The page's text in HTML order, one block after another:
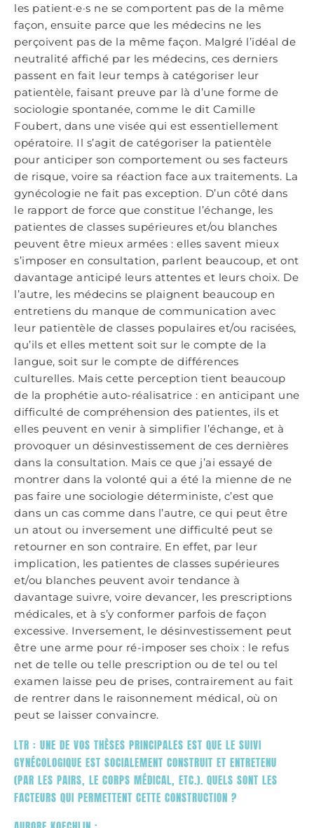
les patient·e·s ne se comportent pas de la même
façon, ensuite parce que les médecins ne les
perçoivent pas de la même façon. Malgré l’idéal de
neutralité affiché par les médecins, ces derniers
passent en fait leur temps à catégoriser leur
patientèle, faisant preuve par là d’une forme de
sociologie spontanée, comme le dit Camille
Foubert, dans une visée qui est essentiellement
opératoire. Il s’agit de catégoriser la patientèle
pour anticiper son comportement ou ses facteurs
de risque, voire sa réaction face aux traitements. La
gynécologie ne fait pas exception. D’un côté dans
le rapport de force que constitue l’échange, les
patientes de classes supérieures et/ou blanches
peuvent être mieux armées : elles savent mieux
s’imposer en consultation, parlent beaucoup, et ont
davantage anticipé leurs attentes et leurs choix. De
l’autre, les médecins se plaignent beaucoup en
entretiens du manque de communication avec
leur patientèle de classes populaires et/ou racisées,
qu’ils et elles mettent soit sur le compte de la
langue, soit sur le compte de différences
culturelles. Mais cette perception tient beaucoup
de la prophétie auto-réalisatrice : en anticipant une
difficulté de compréhension des patientes, ils et
elles peuvent en venir à simplifier l’échange, et à
provoquer un désinvestissement de ces dernières
dans la consultation. Mais ce que j’ai essayé de
montrer dans la volonté qui a été la mienne de ne
pas faire une sociologie déterministe, c’est que
dans un cas comme dans l’autre, ce qui peut être
un atout ou inversement une difficulté peut se
retourner en son contraire. En effet, par leur
implication, les patientes de classes supérieures
et/ou blanches peuvent avoir tendance à
davantage suivre, voire devancer, les prescriptions
médicales, et à s’y conformer parfois de façon
excessive. Inversement, le désinvestissement peut
être une arme pour ré-imposer ses choix : le refus
net de telle ou telle prescription ou de tel ou tel
examen laisse peu de prises, contrairement au fait
de rentrer dans le raisonnement médical, où on
peut se laisser convaincre.
LTR : UNE DE VOS THÈSES PRINCIPALES EST QUE LE SUIVI
GYNÉCOLOGIQUE EST SOCIALEMENT CONSTRUIT ET ENTRETENU
(PAR LES PAIRS, LE CORPS MÉDICAL, ETC.). QUELS SONT LES
FACTEURS QUI PERMETTENT CETTE CONSTRUCTION ?